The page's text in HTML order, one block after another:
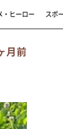
・ヒーロー スポ
月前